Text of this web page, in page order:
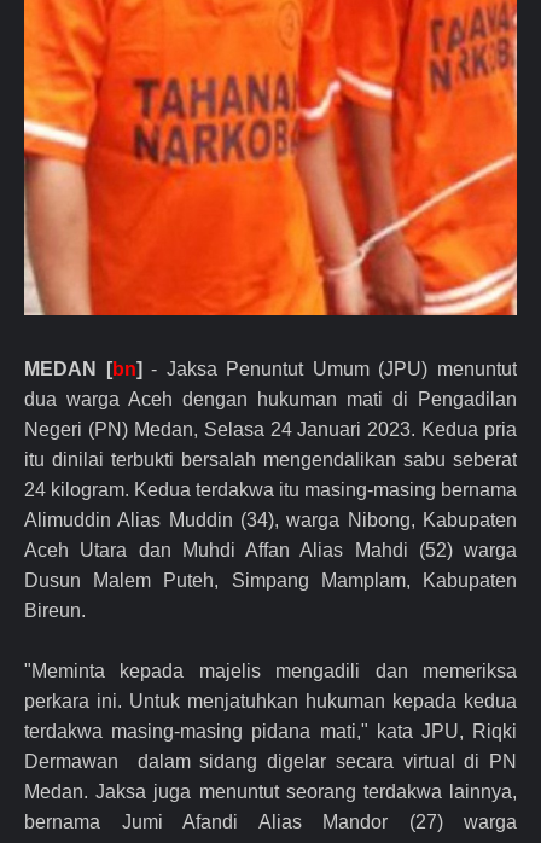
MEDAN [bn]- Jaksa Penuntut Umum (JPU) menuntut
dua warga Aceh dengan hukuman mati di Pengadilan
Negeri (PN) Medan, Selasa 24 Januari 2023. Kedua pria
itu dinilai terbukti bersalah mengendalikan sabu seberat
24 kilogram. Kedua terdakwa itu masing-masing bernama
Alimuddin Alias Muddin (34), warga Nibong, Kabupaten
Aceh Utara dan Muhdi Affan Alias Mahdi (52) warga
Dusun Malem Puteh, Simpang Mamplam, Kabupaten
Bireun.
"Meminta kepada majelis mengadili dan memeriksa
perkara ini. Untuk menjatuhkan hukuman kepada kedua
terdakwa masing-masing pidana mati," kata JPU, Riqki
Dermawan dalam sidang digelar secara virtual di PN
Medan. Jaksa juga menuntut seorang terdakwa lainnya,
bernama Jumi Afandi Alias Mandor (27) warga